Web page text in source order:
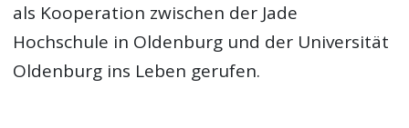
als Kooperation zwischen der Jade
Hochschule in Oldenburg und der Universität
Oldenburg ins Leben gerufen.